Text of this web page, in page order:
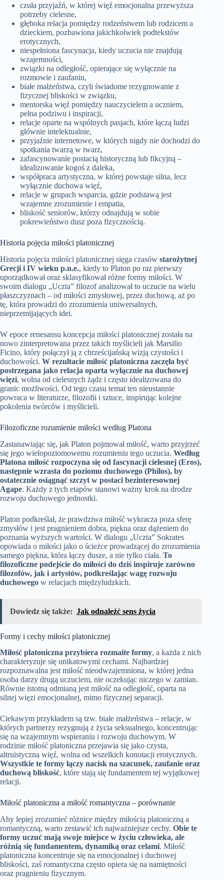
czuła przyjaźń, w której więź emocjonalna przewyższa
potrzeby cielesne,
głęboka relacja pomiędzy rodzeństwem lub rodzicem a
dzieckiem, pozbawiona jakichkolwiek podtekstów
erotycznych,
niespełniona fascynacja, kiedy uczucia nie znajdują
wzajemności,
związki na odległość, opierające się wyłącznie na
rozmowie i zaufaniu,
białe małżeństwa, czyli świadome rezygnowanie z
fizycznej bliskości w związku,
mentorska więź pomiędzy nauczycielem a uczniem,
pełna podziwu i inspiracji,
relacje oparte na wspólnych pasjach, które łączą ludzi
głównie intelektualnie,
przyjaźnie internetowe, w których nigdy nie dochodzi do
spotkania twarzą w twarz,
zafascynowanie postacią historyczną lub fikcyjną –
idealizowanie kogoś z daleka,
współpraca artystyczna, w której powstaje silna, lecz
wyłącznie duchowa więź,
relacje w grupach wsparcia, gdzie podstawą jest
wzajemne zrozumienie i empatia,
bliskość seniorów, którzy odnajdują w sobie
pokrewieństwo dusz poza fizycznością.
Historia pojęcia miłości platonicznej
Historia pojęcia miłości platonicznej sięga czasów starożytnej
Grecji i IV wieku p.n.e., kiedy to Platon po raz pierwszy
uporządkował oraz sklasyfikował różne formy miłości. W
swoim dialogu „Uczta” filozof analizował to uczucie na wielu
płaszczyznach – od miłości zmysłowej, przez duchową, aż po
tę, która prowadzi do zrozumienia uniwersalnych,
nieprzemijających idei.
W epoce renesansu koncepcja miłości platonicznej została na
nowo zinterpretowana przez takich myślicieli jak Marsilio
Ficino, który połączył ją z chrześcijańską wizją czystości i
duchowości. W rezultacie miłość platoniczna zaczęła być
postrzegana jako relacja oparta wyłącznie na duchowej
więzi, wolna od cielesnych żądz i często idealizowana do
granic możliwości. Od tego czasu temat ten nieustannie
powraca w literaturze, filozofii i sztuce, inspirując kolejne
pokolenia twórców i myślicieli.
Filozoficzne rozumienie miłości według Platona
Zastanawiając się, jak Platon pojmował miłość, warto przyjrzeć
się jego wielopoziomowemu rozumieniu tego uczucia. Według
Platona miłość rozpoczyna się od fascynacji cielesnej (Eros),
następnie wzrasta do poziomu duchowego (Philos), by
ostatecznie osiągnąć szczyt w postaci bezinteresownej
Agape. Każdy z tych etapów stanowi ważny krok na drodze
rozwoju duchowego jednostki.
Platon podkreślał, że prawdziwa miłość wykracza poza sferę
zmysłów i jest pragnieniem dobra, piękna oraz dążeniem do
poznania wyższych wartości. W dialogu „Uczta” Sokrates
opowiada o miłości jako o ścieżce prowadzącej do zrozumienia
samego piękna, która łączy dusze, a nie tylko ciała. To
filozoficzne podejście do miłości do dziś inspiruje zarówno
filozofów, jak i artystów, podkreślając wagę rozwoju
duchowego w relacjach międzyludzkich.
Dowiedz się także: Jak odnaleźć sens życia
Formy i cechy miłości platonicznej
Miłość platoniczna przybiera rozmaite formy, a każda z nich
charakteryzuje się unikatowymi cechami. Najbardziej
rozpoznawalna jest miłość nieodwzajemniona, w której jedna
osoba darzy drugą uczuciem, nie oczekując niczego w zamian.
Równie istotną odmianą jest miłość na odległość, oparta na
silnej więzi emocjonalnej, mimo fizycznej separacji.
Ciekawym przykładem są tzw. białe małżeństwa – relacje, w
których partnerzy rezygnują z życia seksualnego, koncentrując
się na wzajemnym wspieraniu i rozwoju duchowym. W
rodzinie miłość platoniczna przejawia się jako czysta,
altruistyczna więź, wolna od wszelkich konotacji erotycznych.
Wszystkie te formy łączy nacisk na szacunek, zaufanie oraz
duchową bliskość, które stają się fundamentem tej wyjątkowej
relacji.
Miłość platoniczna a miłość romantyczna – porównanie
Aby lepiej zrozumieć różnice między miłością platoniczną a
romantyczną, warto zestawić ich najważniejsze cechy. Obie te
formy uczuć mają swoje miejsce w życiu człowieka, ale
różnią się fundamentem, dynamiką oraz celami. Miłość
platoniczna koncentruje się na emocjonalnej i duchowej
bliskości, zaś romantyczna często opiera się na namiętności
oraz pragnieniu fizycznym.